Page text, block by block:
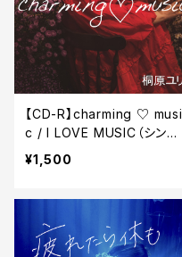
【CD-R】charming ♡ musi
c / I LOVE MUSIC（シング
ル）
¥1,500